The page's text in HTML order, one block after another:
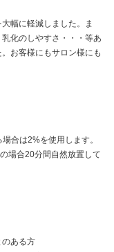
幅に軽減しました。ま
化のしやすさ・・・等あ
お客様にもサロン様にも
合は2%を使用します。
場合20分間自然放置して
のある方